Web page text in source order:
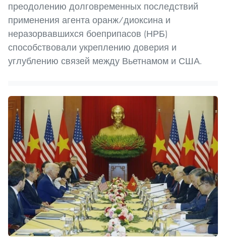
преодолению долговременных последствий
применения агента оранж/диоксина и
неразорвавшихся боеприпасов (НРБ)
способствовали укреплению доверия и
углублению связей между Вьетнамом и США.